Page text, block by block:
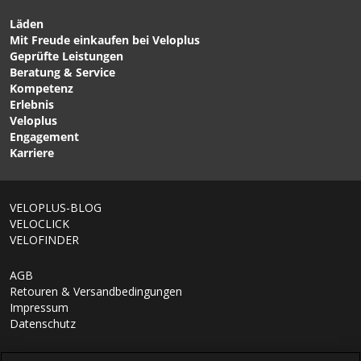
grey / 17l von ORTLIEB
CHF 139.00
BACK-ROLLER PLUS QL2.2
Hinterradtasche Black von
ORTLIEB
CHF 195.00
Läden
Mit Freude einkaufen bei Veloplus
Geprüfte Leistungen
Beratung & Service
Kompetenz
Erlebnis
Veloplus
Engagement
Karriere
VELOPLUS-BLOG
VELOCLICK
VELOFINDER
AGB
Retouren & Versandbedingungen
Impressum
Datenschutz